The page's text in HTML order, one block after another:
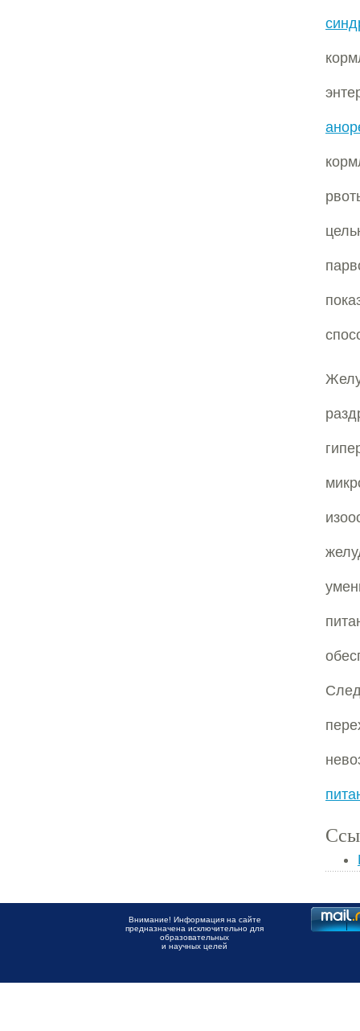
Внимание! Информация на сайте
предназначена исключительно для
образовательных
и научных целей